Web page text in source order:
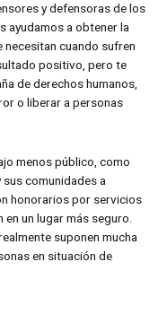
y defensoras de los
ayudamos a obtener la
necesitan cuando sufren
positivo, pero te
de derechos humanos,
o liberar a personas
menos público, como
comunidades a
honorarios por servicios
un lugar más seguro.
suponen mucha
en situación de